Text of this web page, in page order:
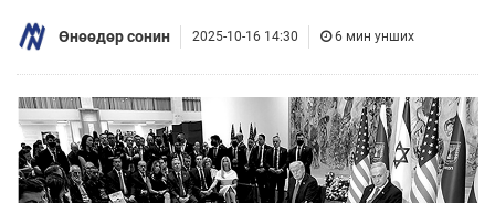
Өнөөдөр сонин 2025-10-16 14:30 6 мин унших